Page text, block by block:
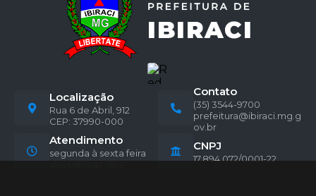
Localização
Rua 6 de Abril, 912
CEP: 37990-000
Contato
(35) 3544-9700
prefeitura@ibiraci.mg.g
ov.br
Atendimento
segunda à sexta feira
das 08hs às 16hs.
CNPJ
17.894.072/0001-22